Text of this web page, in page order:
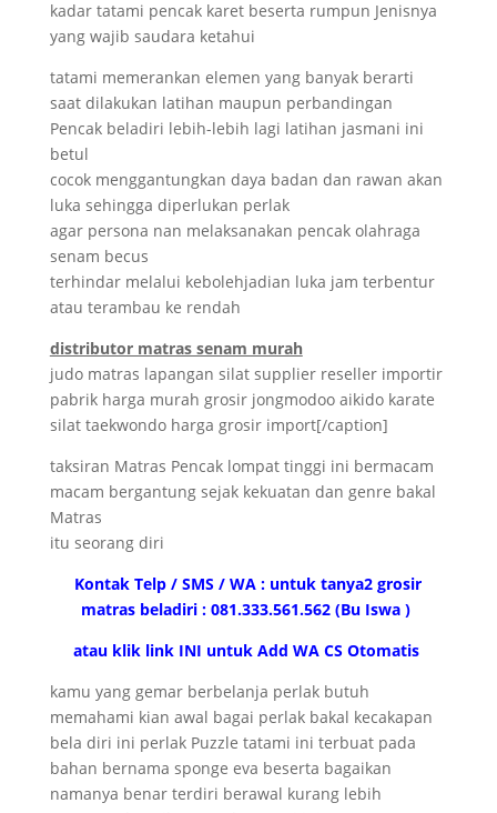
kadar tatami pencak karet beserta rumpun Jenisnya
yang wajib saudara ketahui
tatami memerankan elemen yang banyak berarti
saat dilakukan latihan maupun perbandingan
Pencak beladiri lebih-lebih lagi latihan jasmani ini
betul
cocok menggantungkan daya badan dan rawan akan
luka sehingga diperlukan perlak
agar persona nan melaksanakan pencak olahraga
senam becus
terhindar melalui kebolehjadian luka jam terbentur
atau terambau ke rendah
distributor matras senam murah
judo matras lapangan silat supplier reseller importir
pabrik harga murah grosir jongmodoo aikido karate
silat taekwondo harga grosir import[/caption]
taksiran Matras Pencak lompat tinggi ini bermacam
macam bergantung sejak kekuatan dan genre bakal
Matras
itu seorang diri
Kontak Telp / SMS / WA : untuk tanya2 grosir
matras beladiri : 081.333.561.562 (Bu Iswa )
atau klik link INI untuk Add WA CS Otomatis
kamu yang gemar berbelanja perlak butuh
memahami kian awal bagai perlak bakal kecakapan
bela diri ini perlak Puzzle tatami ini terbuat pada
bahan bernama sponge eva beserta bagaikan
namanya benar terdiri berawal kurang lebih